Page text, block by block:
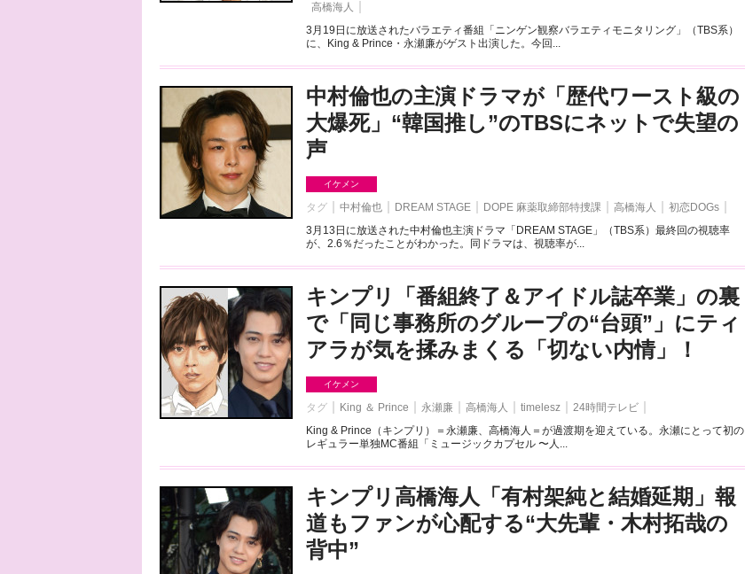
高橋海人
3月19日に放送されたバラエティ番組「ニンゲン観察バラエティモニタリング」（TBS系）
に、King & Prince・永瀬廉がゲスト出演した。今回...
中村倫也の主演ドラマが「歴代ワースト級の
大爆死」“韓国推し”のTBSにネットで失望の
声
イケメン
タグ 中村倫也 DREAM STAGE DOPE 麻薬取締部特捜課 高橋海人
初恋DOGs
3月13日に放送された中村倫也主演ドラマ「DREAM STAGE」（TBS系）最終回の視聴率
が、2.6％だったことがわかった。同ドラマは、視聴率が...
キンプリ「番組終了＆アイドル誌卒業」の裏
で「同じ事務所のグループの“台頭”」にティ
アラが気を揉みまくる「切ない内情」！
イケメン
タグ King ＆ Prince 永瀬廉 高橋海人 timelesz
24時間テレビ
King & Prince（キンプリ）＝永瀬廉、高橋海人＝が過渡期を迎えている。永瀬にとって初の
レギュラー単独MC番組「ミュージックカプセル 〜人...
キンプリ高橋海人「有村架純と結婚延期」報
道もファンが心配する“大先輩・木村拓哉の
背中”